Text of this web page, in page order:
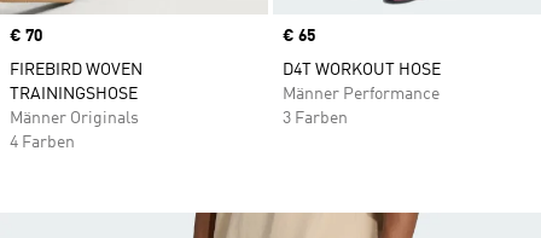
Price
€ 70
FIREBIRD WOVEN
TRAININGSHOSE
Männer Originals
4 Farben
Price
€ 65
D4T WORKOUT HOSE
Männer Performance
3 Farben